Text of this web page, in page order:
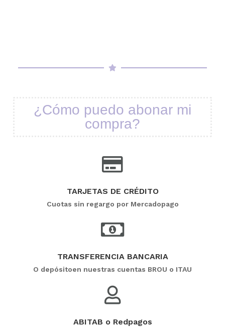
¿Cómo puedo abonar mi
compra?
TARJETAS DE CRÉDITO
Cuotas sin regargo por Mercadopago
TRANSFERENCIA BANCARIA
O depósitoen nuestras cuentas BROU o ITAU
ABITAB o Redpagos